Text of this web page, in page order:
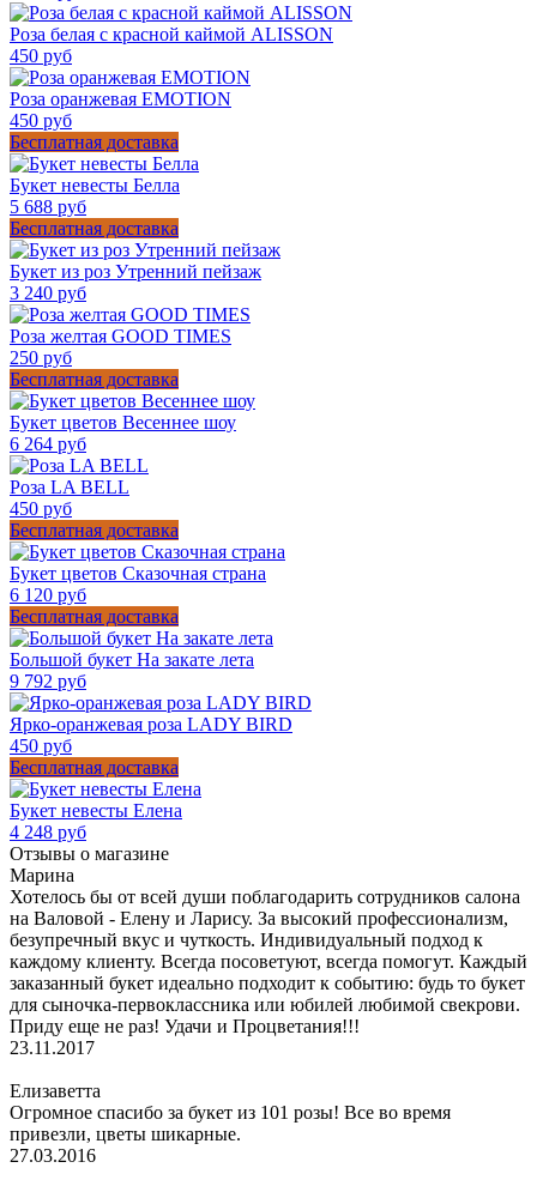
Роза белая с красной каймой ALISSON
450 руб
Роза оранжевая EMOTION
450 руб
Бесплатная доставка
Букет невесты Белла
5 688 руб
Бесплатная доставка
Букет из роз Утренний пейзаж
3 240 руб
Роза желтая GOOD TIMES
250 руб
Бесплатная доставка
Букет цветов Весеннее шоу
6 264 руб
Роза LA BELL
450 руб
Бесплатная доставка
Букет цветов Сказочная страна
6 120 руб
Бесплатная доставка
Большой букет На закате лета
9 792 руб
Ярко-оранжевая роза LADY BIRD
450 руб
Бесплатная доставка
Букет невесты Елена
4 248 руб
Отзывы о магазине
Марина
Хотелось бы от всей души поблагодарить сотрудников салона
на Валовой - Елену и Ларису. За высокий профессионализм,
безупречный вкус и чуткость. Индивидуальный подход к
каждому клиенту. Всегда посоветуют, всегда помогут. Каждый
заказанный букет идеально подходит к событию: будь то букет
для сыночка-первоклассника или юбилей любимой свекрови.
Приду еще не раз! Удачи и Процветания!!!
23.11.2017
Елизаветта
Огромное спасибо за букет из 101 розы! Все во время
привезли, цветы шикарные.
27.03.2016